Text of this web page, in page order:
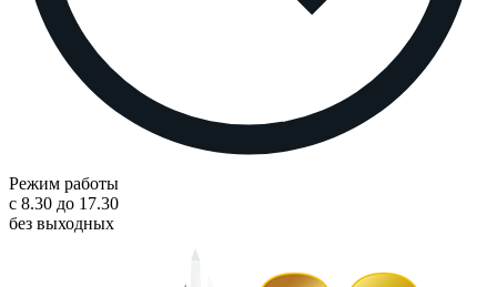
Режим работы
с 8.30 до 17.30
без выходных